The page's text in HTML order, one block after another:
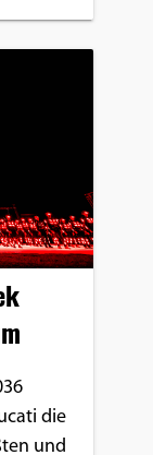
die
und